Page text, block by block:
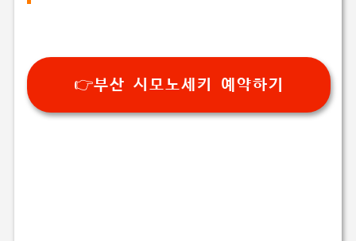
👉부산 시모노세키 예약하기